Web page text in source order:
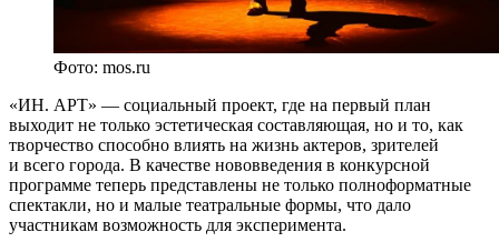
Фото: mos.ru
«ИН. АРТ» — социальный проект, где на первый план
выходит не только эстетическая составляющая, но и то, как
творчество способно влиять на жизнь актеров, зрителей
и всего города. В качестве нововведения в конкурсной
программе теперь представлены не только полноформатные
спектакли, но и малые театральные формы, что дало
участникам возможность для эксперимента.